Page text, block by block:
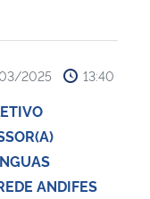
2025 13:40
ANDIFES